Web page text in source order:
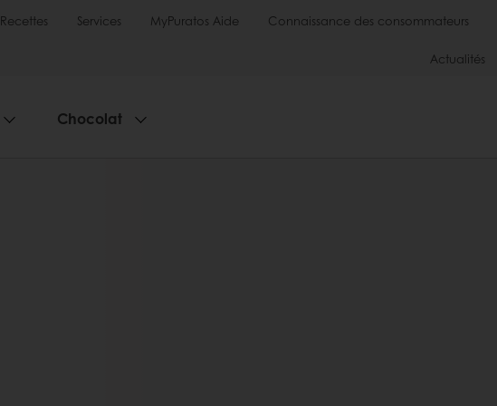
Recettes Services MyPuratos Aide Connaissance des consommateurs
Actualités
Chocolat